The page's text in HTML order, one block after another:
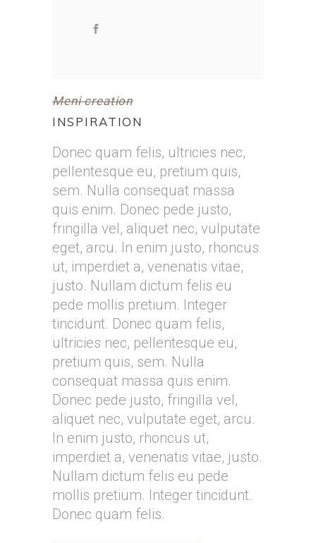
Meni creation
INSPIRATION
Donec quam felis, ultricies nec,
pellentesque eu, pretium quis,
sem. Nulla consequat massa
quis enim. Donec pede justo,
fringilla vel, aliquet nec, vulputate
eget, arcu. In enim justo, rhoncus
ut, imperdiet a, venenatis vitae,
justo. Nullam dictum felis eu
pede mollis pretium. Integer
tincidunt. Donec quam felis,
ultricies nec, pellentesque eu,
pretium quis, sem. Nulla
consequat massa quis enim.
Donec pede justo, fringilla vel,
aliquet nec, vulputate eget, arcu.
In enim justo, rhoncus ut,
imperdiet a, venenatis vitae, justo.
Nullam dictum felis eu pede
mollis pretium. Integer tincidunt.
Donec quam felis.